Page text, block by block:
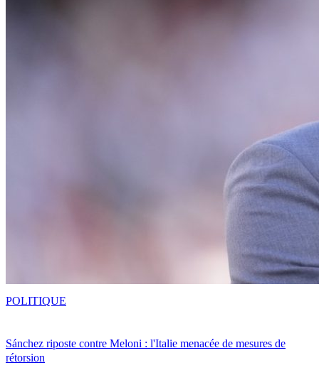
Sánchez riposte contre Meloni : l'Italie menacée de mesures de
rétorsion
POLITIQUE